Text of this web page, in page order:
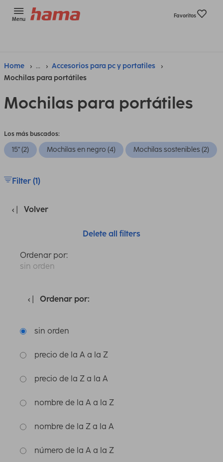
Menu
Favoritos
Home ...
Accesorios para pc y portatiles
Mochilas para portátiles
Mochilas para portátiles
Los más buscados:
15" (2) Mochilas en negro (4) Mochilas sostenibles (2)
Filter (1)
Volver
Delete all filters
Ordenar por:
sin orden
Ordenar por:
sin orden
precio de la A a la Z
precio de la Z a la A
nombre de la A a la Z
nombre de la Z a la A
número de la A a la Z